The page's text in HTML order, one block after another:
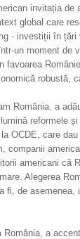
invitația
global care
- investiții în
un moment de
favoarea
robustă,
România, a
reformele
OCDE, care
companii
americani că
Alegerea
fi, de
a